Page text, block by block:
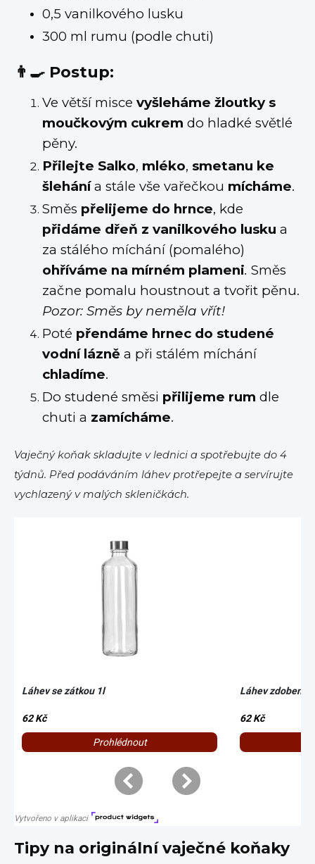
0,5 vanilkového lusku
300 ml rumu (podle chuti)
👨‍🍳 Postup:
Ve větší misce vyšleháme žloutky s
moučkovým cukrem do hladké světlé
pěny.
Přilejte Salko, mléko, smetanu ke
šlehánía stále vše vařečkou mícháme.
Směs přelijeme do hrnce, kde
přidáme dřeň z vanilkového lusku a
za stálého míchání (pomalého)
ohříváme na mírném plameni. Směs
začne pomalu houstnout a tvořit pěnu.
Pozor: Směs by neměla vřít!
Poté přendáme hrnec do studené
vodní lázně a při stálém míchání
chladíme.
Do studené směsi přilijeme rum dle
chuti a zamícháme.
Vaječný koňak skladujte v lednici a spotřebujte do 4
týdnů. Před podáváním láhev protřepejte a servírujte
vychlazený v malých skleničkách.
Tipy na originální vaječné koňaky